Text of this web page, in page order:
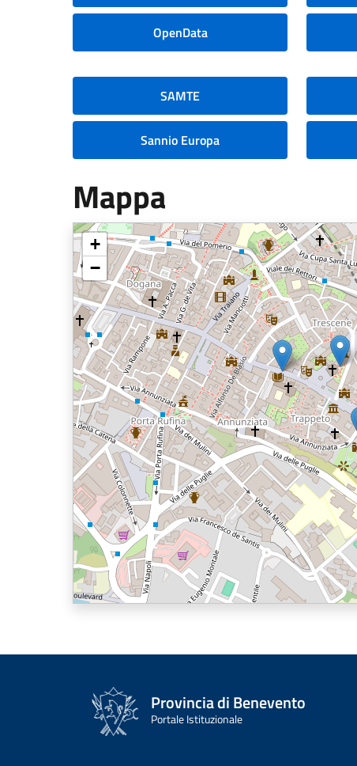
OpenData
SAMTE
Sannio Europa
Mappa
+
−
Provincia di Benevento
Portale Istituzionale